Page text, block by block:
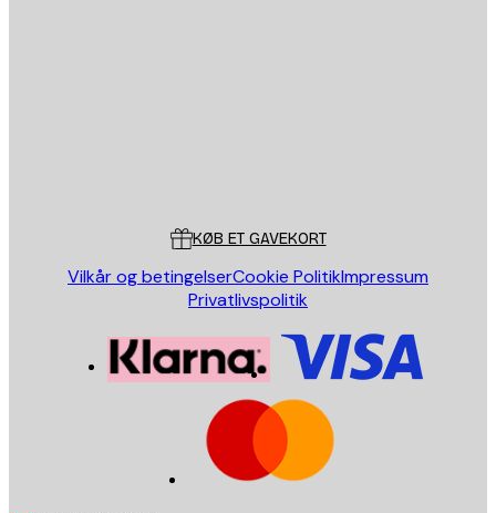
KØB ET GAVEKORT
Vilkår og betingelserCookie PolitikImpressum
Privatlivspolitik